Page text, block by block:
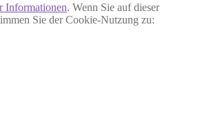
Informationen. Wenn Sie auf dieser
Sie der Cookie-Nutzung zu: